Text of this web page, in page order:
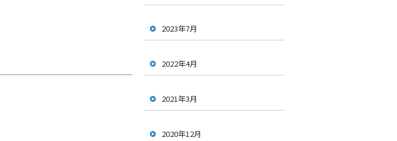
2023年7月
2022年4月
2021年3月
2020年12月